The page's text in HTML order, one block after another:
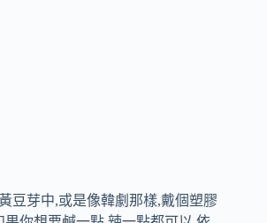
豆芽中,或是像韓劇那樣,戴個塑膠